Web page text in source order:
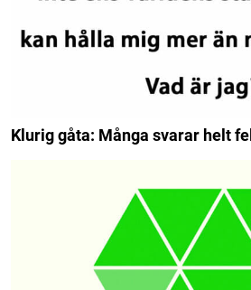
Klurig gåta: Många svarar helt fel